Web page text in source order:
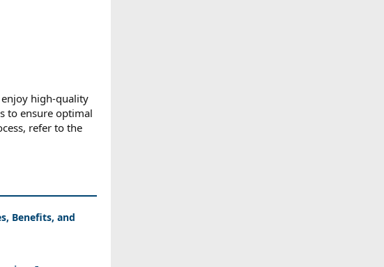
high-quality
to ensure optimal
refer to the
Benefits, and